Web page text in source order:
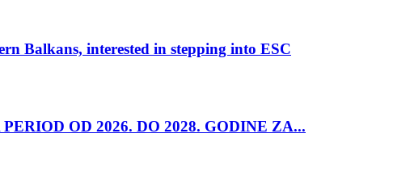
Balkans, interested in stepping into ESC
OD 2026. DO 2028. GODINE ZA...